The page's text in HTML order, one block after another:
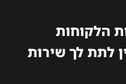
הלקוחות
לתת לך שירות